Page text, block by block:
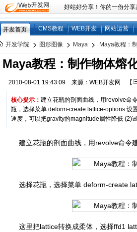
好站好分享！你的一份分享
开发首页 CMS教程 WEB开发 网站运营
开发学院 图形图像 Maya Maya教程：
Maya教程：制作物体熔
2010-08-01 19:43:09 来源：WEB开发网 【
核心提示： 建立花瓶的剖面曲线，用revolve命
瓶，选择菜单 deform-create lattice-options 设
速度，可以把gravity的magnitude属性降低 (2)
建立花瓶的剖面曲线，用revolve命令
选择花瓶，选择菜单 deform-create
这里把lattice转换成柔体，选择ffd1